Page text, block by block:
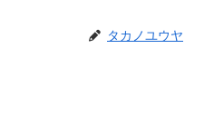
タカノユウヤ